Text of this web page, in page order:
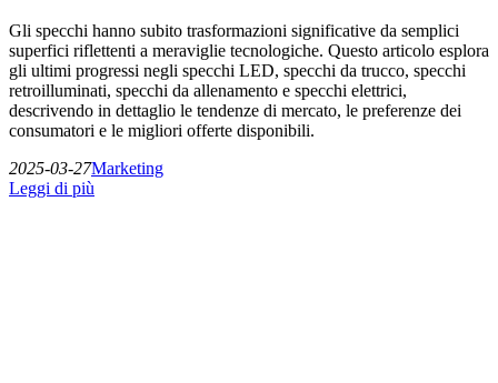
Gli specchi hanno subito trasformazioni significative da semplici
superfici riflettenti a meraviglie tecnologiche. Questo articolo esplora
gli ultimi progressi negli specchi LED, specchi da trucco, specchi
retroilluminati, specchi da allenamento e specchi elettrici,
descrivendo in dettaglio le tendenze di mercato, le preferenze dei
consumatori e le migliori offerte disponibili.
2025-03-27Marketing
Leggi di più